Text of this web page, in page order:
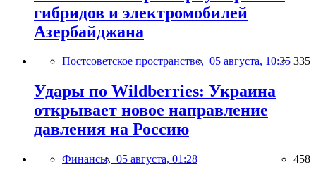
гибридов и электромобилей
Азербайджана
Постсоветское пространство, 05 августа, 10:35 335
Удары по Wildberries: Украина
открывает новое направление
давления на Россию
Финансы, 05 августа, 01:28 458